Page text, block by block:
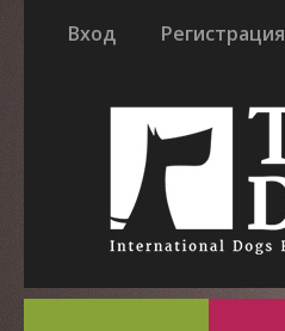
Вход Регистрация